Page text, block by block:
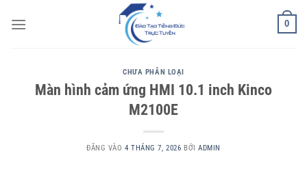
qua
0
CHƯA PHÂN LOẠI
Màn hình cảm ứng HMI 10.1 inch Kinco
M2100E
ĐĂNG VÀO 4 THÁNG 7, 2026 BỞIADMIN